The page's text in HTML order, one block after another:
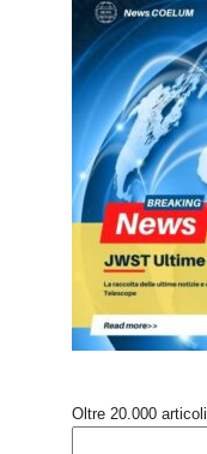
Oltre 20.000 articoli